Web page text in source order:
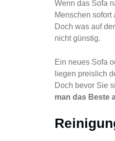
Wenn das Sofa
Menschen sofort
Doch was auf
nicht günstig.
Ein neues Sofa
liegen preislich
Doch bevor Sie
man das Beste